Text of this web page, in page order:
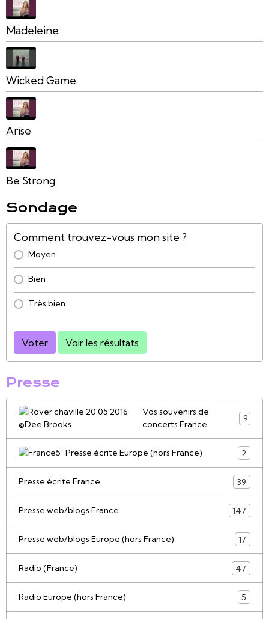
Madeleine
Wicked Game
Arise
Be Strong
Sondage
Comment trouvez-vous mon site ?
Moyen
Bien
Très bien
Voter Voir les résultats
Presse
Vos souvenirs de
concerts France
9
Presse écrite Europe (hors France) 2
Presse écrite France 39
Presse web/blogs France 147
Presse web/blogs Europe (hors France) 17
Radio (France) 47
Radio Europe (hors France) 5